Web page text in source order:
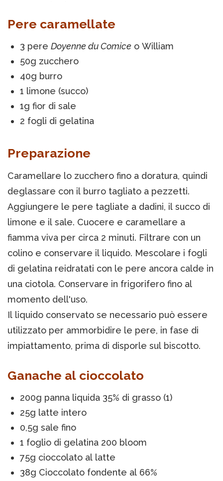
Pere caramellate
3 pere Doyenne du Comice o William
50g zucchero
40g burro
1 limone (succo)
1g fior di sale
2 fogli di gelatina
Preparazione
Caramellare lo zucchero fino a doratura, quindi
deglassare con il burro tagliato a pezzetti.
Aggiungere le pere tagliate a dadini, il succo di
limone e il sale. Cuocere e caramellare a
fiamma viva per circa 2 minuti. Filtrare con un
colino e conservare il liquido. Mescolare i fogli
di gelatina reidratati con le pere ancora calde in
una ciotola. Conservare in frigorifero fino al
momento dell'uso.
Il liquido conservato se necessario può essere
utilizzato per ammorbidire le pere, in fase di
impiattamento, prima di disporle sul biscotto.
Ganache al cioccolato
200g panna liquida 35% di grasso (1)
25g latte intero
0,5g sale fino
1 foglio di gelatina 200 bloom
75g cioccolato al latte
38g Cioccolato fondente al 66%